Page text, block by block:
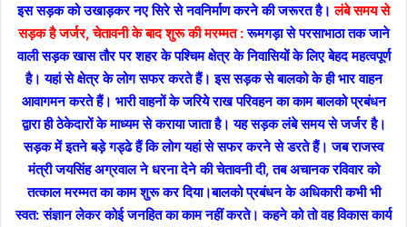
इस सड़क को उखाड़कर नए सिरे से नवनिर्माण करने की जरूरत है।लंबे समय से
सड़क है जर्जर, चेतावनी के बाद शुरू की मरम्मत : रूमगड़ा से परसाभाठा तक जाने
वाली सड़क खास तौर पर शहर के पश्चिम क्षेत्र के निवासियों के लिए बेहद महत्वपूर्ण
है। यहां से क्षेत्र के लोग सफर करते हैं। इस सड़क से बालको के ही भार वाहन
आवागमन करते हैं। भारी वाहनों के जरिये राख परिवहन का काम बालको प्रबंधन
द्वारा ही ठेकेदारों के माध्यम से कराया जाता है। यह सड़क लंबे समय से जर्जर है।
सड़क में इतने बड़े गड्ढे हैं कि लोग यहां से सफर करने से डरते हैं। जब राजस्व
मंत्री जयसिंह अग्रवाल ने धरना देने की चेतावनी दी, तब अचानक रविवार को
तत्काल मरम्मत का काम शुरू कर दिया।बालको प्रबंधन के अधिकारी कभी भी
स्वत: संज्ञान लेकर कोई जनहित का काम नहीं करते। कहने को तो वह विकास कार्य